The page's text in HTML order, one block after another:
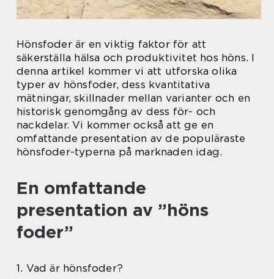
Hönsfoder är en viktig faktor för att
säkerställa hälsa och produktivitet hos höns. I
denna artikel kommer vi att utforska olika
typer av hönsfoder, dess kvantitativa
mätningar, skillnader mellan varianter och en
historisk genomgång av dess för- och
nackdelar. Vi kommer också att ge en
omfattande presentation av de populäraste
hönsfoder-typerna på marknaden idag.
En omfattande
presentation av ”höns
foder”
1. Vad är hönsfoder?